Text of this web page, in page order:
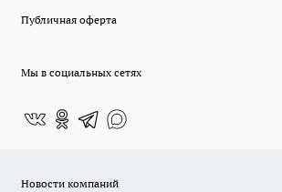
Публичная оферта
Мы в социальных сетях
Новости компаний